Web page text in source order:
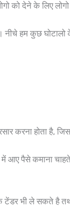
को देने के लिए लोगो
हम कुछ घोटालो
करना होता है,
में आए पैसे कमाना
टेंडर भी ले सकते है